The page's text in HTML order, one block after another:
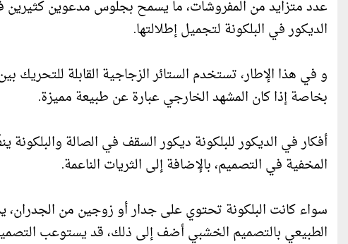
عدد متزايد من المفروشات، ما يسمح بجلوس مدعوين كثيرين
الديكور في البلكونة لتجميل إطلالتها.
و في هذا الإطار، تستخدم الستائر الزجاجية القابلة
بخاصة إذا كان المشهد الخارجي عبارة عن طبيعة مميزة.
أفكار في الديكور للبلكونة ديكور السقف في الصالة
المخفية في التصميم، بالإضافة إلى الثريات الناعمة.
سواء كانت البلكونة تحتوي على جدار أو زوجين من
الطبيعي بالتصميم الخشبي أضف إلى ذلك، قد يستوعب